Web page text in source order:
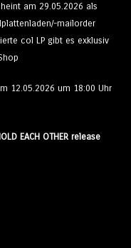
am 29.05.2026 als
mailorder
col LP gibt es exklusiv
12.05.2026 um 18:00 Uhr
EACH OTHER release